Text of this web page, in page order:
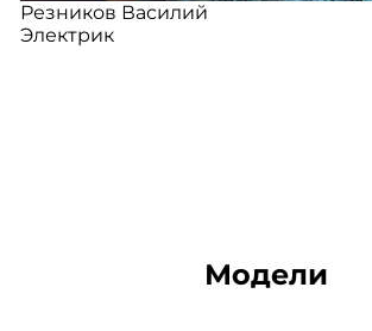
Резников Василий
Электрик
Модели